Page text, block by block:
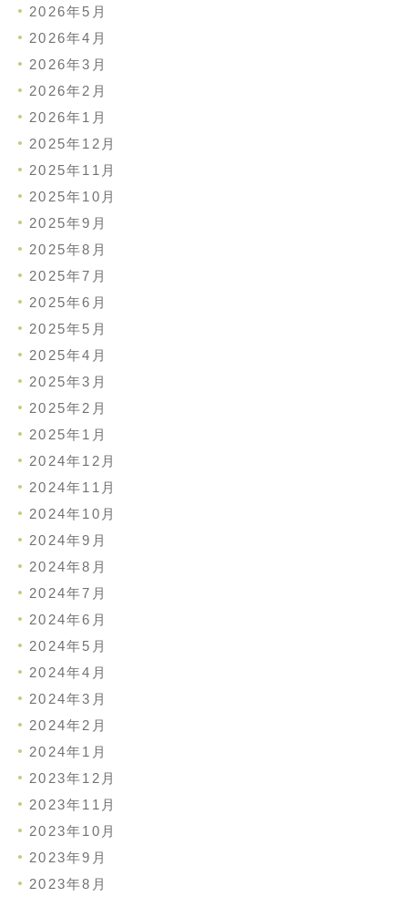
2026年5月
2026年4月
2026年3月
2026年2月
2026年1月
2025年12月
2025年11月
2025年10月
2025年9月
2025年8月
2025年7月
2025年6月
2025年5月
2025年4月
2025年3月
2025年2月
2025年1月
2024年12月
2024年11月
2024年10月
2024年9月
2024年8月
2024年7月
2024年6月
2024年5月
2024年4月
2024年3月
2024年2月
2024年1月
2023年12月
2023年11月
2023年10月
2023年9月
2023年8月